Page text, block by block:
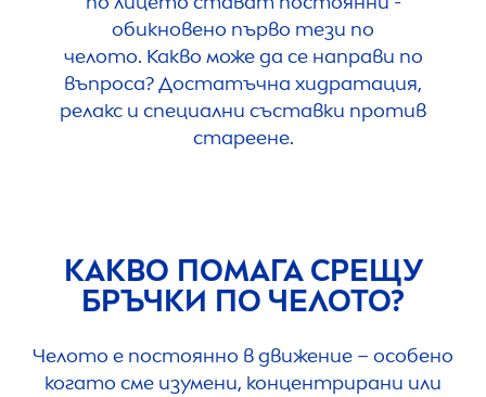
обикновено първо тези по
челото. Какво може да се направи по
въпроса? Достатъчна хидратация,
релакс и специални съставки против
стареене.
КАКВО ПОМАГА СРЕЩУ
БРЪЧКИ ПО ЧЕЛОТО?
Челото е постоянно в движение – особено
когато сме изумени, концентрирани или